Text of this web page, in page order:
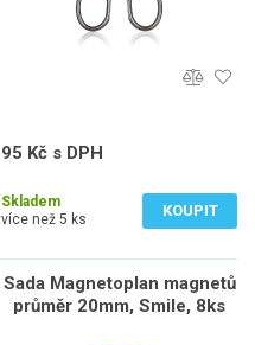
95 Kč s DPH
Skladem
více než 5 ks
KOUPIT
Sada Magnetoplan magnetů
průměr 20mm, Smile, 8ks